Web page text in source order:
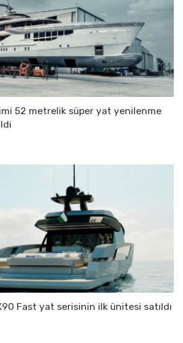
52 metrelik süper yat yenilenme
Fast yat serisinin ilk ünitesi satıldı